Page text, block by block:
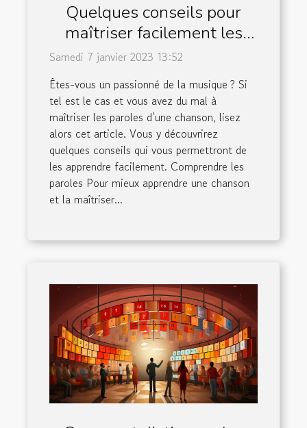
Quelques conseils pour
maîtriser facilement les
paroles d’une chanson
Samedi 7 janvier 2023 13:52
Êtes-vous un passionné de la musique ? Si
tel est le cas et vous avez du mal à
maîtriser les paroles d’une chanson, lisez
alors cet article. Vous y découvrirez
quelques conseils qui vous permettront de
les apprendre facilement. Comprendre les
paroles Pour mieux apprendre une chanson
et la maîtriser...